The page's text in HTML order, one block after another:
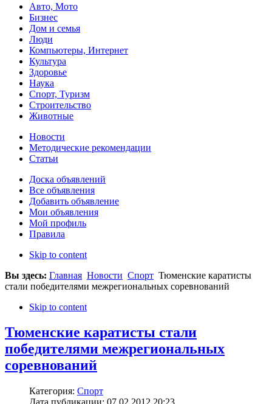
Авто, Мото
Бизнес
Дом и семья
Люди
Компьютеры, Интернет
Культура
Здоровье
Наука
Спорт, Туризм
Строительство
Животные
Новости
Методические рекомендации
Статьи
Доска объявлений
Все объявления
Добавить объявление
Мои объявления
Мой профиль
Правила
Skip to content
Вы здесь: Главная Новости Спорт Тюменские каратисты
стали победителями межрегиональных соревнований
Skip to content
Тюменские каратисты стали
победителями межрегиональных
соревнований
Категория: Спорт